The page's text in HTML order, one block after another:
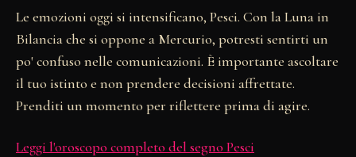
Le emozioni oggi si intensificano, Pesci. Con la Luna in
Bilancia che si oppone a Mercurio, potresti sentirti un
po' confuso nelle comunicazioni. È importante ascoltare
il tuo istinto e non prendere decisioni affrettate.
Prenditi un momento per riflettere prima di agire.
Leggi l'oroscopo completo del segno Pesci